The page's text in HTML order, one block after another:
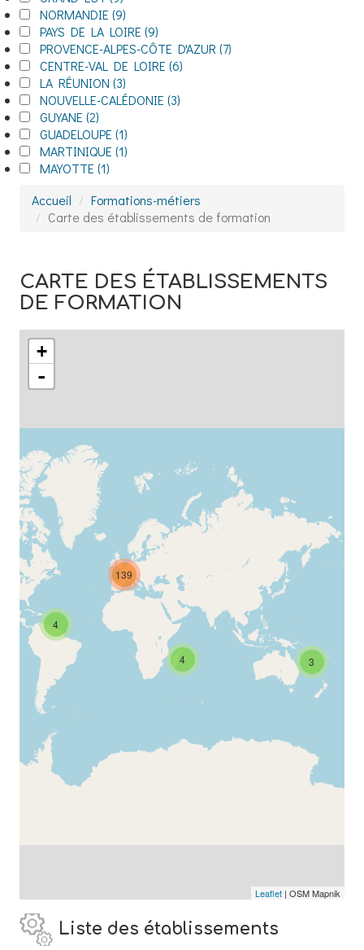
Apply NORMANDIE filter
NORMANDIE (9)
Apply NORMANDIE filter
Apply PAYS DE LA LOIRE filter
PAYS DE LA LOIRE (9)
Apply PAYS DE LA LOIRE filter
Apply PROVENCE-ALPES-CÔTE D'AZUR filter
PROVENCE-ALPES-CÔTE D'AZUR (7)
Apply PROVENCE-ALPES-CÔTE D'AZUR filter
Apply CENTRE-VAL DE LOIRE filter
CENTRE-VAL DE LOIRE (6)
Apply CENTRE-VAL DE LOIRE filter
Apply LA RÉUNION filter
LA RÉUNION (3)
Apply LA RÉUNION filter
Apply NOUVELLE-CALÉDONIE filter
NOUVELLE-CALÉDONIE (3)
Apply NOUVELLE-CALÉDONIE filter
Apply GUYANE filter
GUYANE (2)
Apply GUYANE filter
Apply GUADELOUPE filter
GUADELOUPE (1)
Apply GUADELOUPE filter
Apply MARTINIQUE filter
MARTINIQUE (1)
Apply MARTINIQUE filter
Apply MAYOTTE filter
MAYOTTE (1)
Apply MAYOTTE filter
Accueil
Formations-métiers
Carte des établissements de formation
CARTE DES ÉTABLISSEMENTS
DE FORMATION
3
4
4
139
+
-
Leaflet | OSM Mapnik
Liste des établissements